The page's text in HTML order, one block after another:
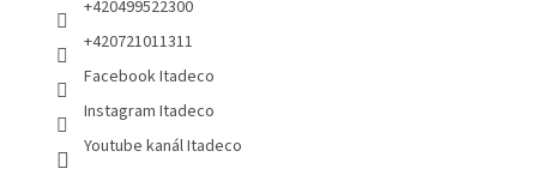
+420499522300
+420721011311
Facebook Itadeco
Instagram Itadeco
Youtube kanál Itadeco